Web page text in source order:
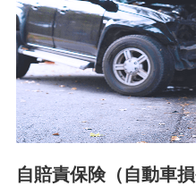
株式会社ドコモ・インシュ
〒103-0013 東京都中央区
ネット日本橋ビル 3F
株式会社ドコモ・インシュア
個人情報の第三者提供
除き、第三者に提供いたし
自賠責保険（自動車